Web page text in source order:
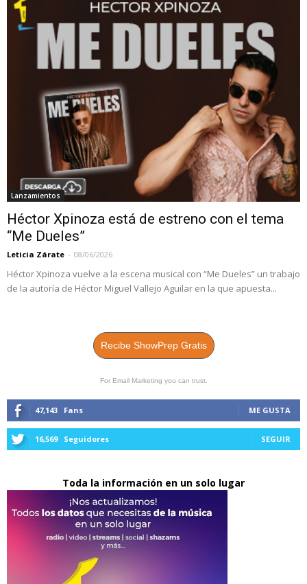
Lanzamientos
Héctor Xpinoza está de estreno con el tema
“Me Dueles”
Leticia Zárate - 08/06/2026
Héctor Xpinoza vuelve a la escena musical con “Me Dueles” un trabajo
de la autoría de Héctor Miguel Vallejo Aguilar en la que apuesta...
Recibe ShowPrep Gratis
For Email Marketing you can trust.
47,143 Fans ME GUSTA
16,569 Seguidores SEGUIR
Toda la información en un solo lugar